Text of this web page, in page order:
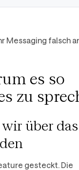
Messaging falsch
es so
zu
über das
gesteckt. Die